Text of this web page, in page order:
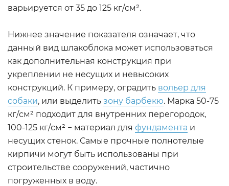
варьируется от 35 до 125 кг/см².
Нижнее значение показателя означает, что
данный вид шлакоблока может использоваться
как дополнительная конструкция при
укреплении не несущих и невысоких
конструкций. К примеру, оградить вольер для
собаки, или выделить зону барбекю. Марка 50-75
кг/см² подходит для внутренних перегородок,
100-125 кг/см² − материал для фундамента и
несущих стенок. Самые прочные полнотелые
кирпичи могут быть использованы при
строительстве сооружений, частично
погруженных в воду.